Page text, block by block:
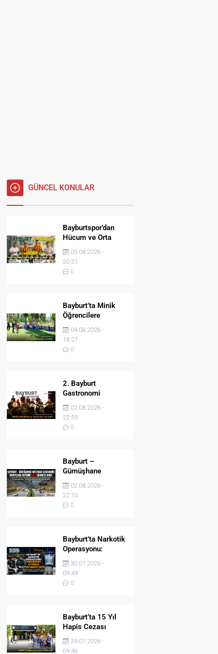
GÜNCEL KONULAR
Bayburtspor’dan
Hücum ve Orta
Sahaya İki Önemli
Takviye
05.08.2026 -
20:51
0
Bayburt’ta Minik
Öğrencilere
Jandarma Mesleği
Tanıtıldı
04.08.2026 -
18:27
0
2. Bayburt
Gastronomi
Festivali BAYDER
Müzik Korosu
Konseriyle Final
Yaptı
02.08.2026 -
22:59
0
Bayburt –
Gümüşhane
Hattında Elektronik
Denetleme Sistemi
(EDS) Devreye Girdi
02.08.2026 -
22:10
0
Bayburt’ta Narkotik
Operasyonu:
Midesinden 47
Parça Uyuşturucu
Çıktı!
30.07.2026 -
09:49
0
Bayburt’ta 15 Yıl
Hapis Cezası
Bulunan Şahıs
JASAT’ın
29.07.2026 -
09:46